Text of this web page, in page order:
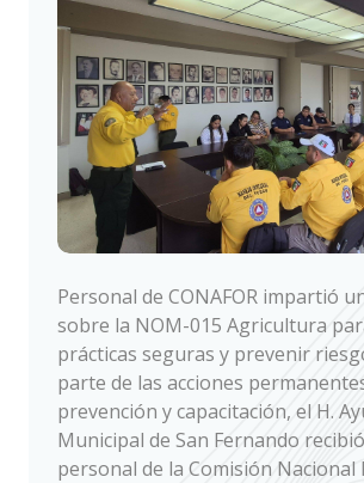
Personal de CONAFOR impartió
sobre la NOM-015 Agricultura
prácticas seguras y prevenir
parte de las acciones
prevención y capacitación, el H.
Municipal de San Fernando
personal de la Comisión Nacional